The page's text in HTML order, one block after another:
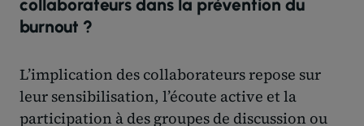
collaborateurs dans la prévention du
burnout ?
L’implication des collaborateurs repose sur
leur sensibilisation, l’écoute active et la
participation à des groupes de discussion ou